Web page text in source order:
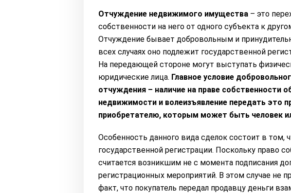
Отчуждение недвижимого имущества – это
собственности на него от одного субъекта к
Отчуждение бывает добровольным и
всех случаях оно подлежит государственной
На передающей стороне могут выступать
юридические лица. Главное условие
отчуждения – наличие на праве собственности
недвижимости и волеизъявление передать это
приобретателю, которым может быть человек
Особенность данного вида сделок состоит в том,
государственной регистрации. Поскольку право
считается возникшим не с момента подписания
регистрационных мероприятий. В этом случае не
факт, что покупатель передал продавцу деньги